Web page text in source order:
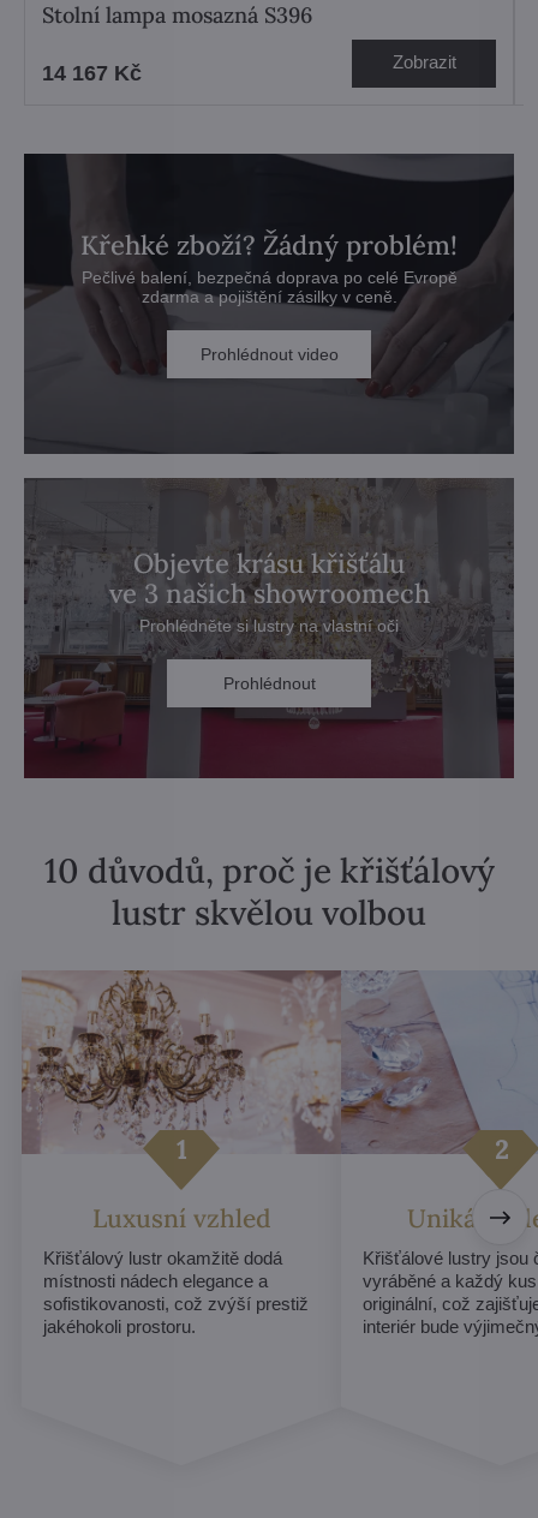
Stolní lampa mosazná S396
14 167 Kč Zobrazit
Křehké zboží? Žádný problém!
Pečlivé balení, bezpečná doprava po celé Evropě
zdarma a pojištění zásilky v ceně.
Prohlédnout video
Objevte krásu křišťálu
ve 3 našich showroomech
Prohlédněte si lustry na vlastní oči
Prohlédnout
10 důvodů, proč je křišťálový
lustr skvělou volbou
Luxusní vzhled
Křišťálový lustr okamžitě dodá
místnosti nádech elegance a
sofistikovanosti, což zvýší prestiž
jakéhokoli prostoru.
Unikátní
Křišťálové lustry jsou
vyráběné a každý
originální, což
interiér bude